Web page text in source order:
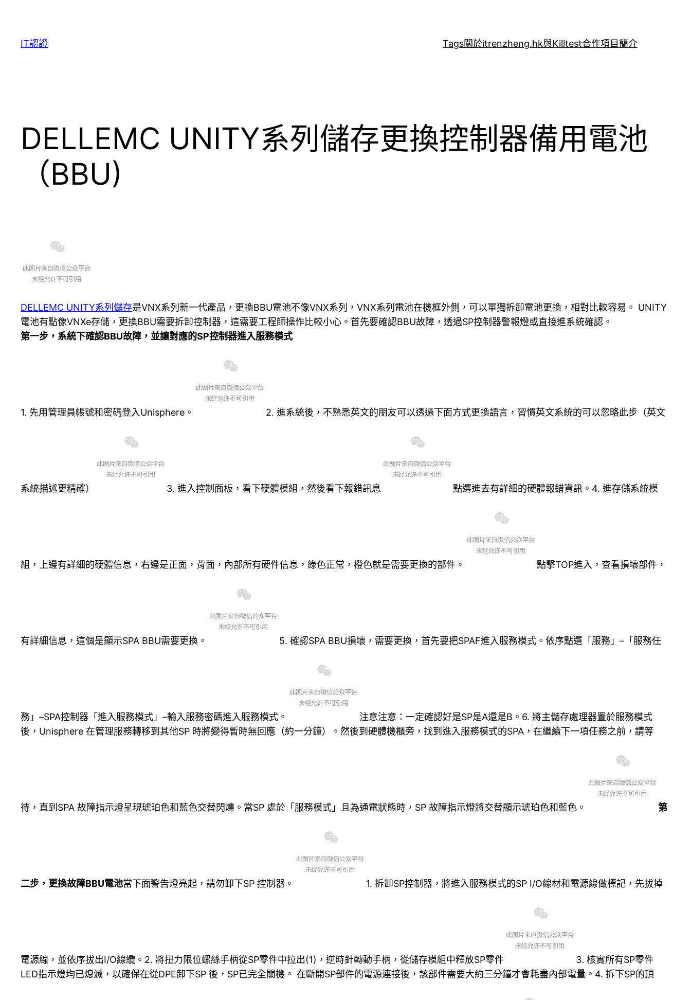
content
IT認證 Tags關於itrenzheng.hk與Killtest合作項目簡介
DELLEMC UNITY系列儲存更換控制器備用電池
（BBU)
DELLEMC UNITY系列儲存是VNX系列新一代產品，更換BBU電池不像VNX系列，VNX系列電池在機框外側，可以單獨拆卸電池更換，相對比較容易。 UNITY
電池有點像VNXe存儲，更換BBU需要拆卸控制器，這需要工程師操作比較小心。首先要確認BBU故障，透過SP控制器警報燈或直接進系統確認。
第一步，系統下確認BBU故障，並讓對應的SP控制器進入服務模式
1. 先用管理員帳號和密碼登入Unisphere。 2. 進系統後，不熟悉英文的朋友可以透過下面方式更換語言，習慣英文系統的可以忽略此步（英文
系統描述更精確） 3. 進入控制面板，看下硬體模組，然後看下報錯訊息 點選進去有詳細的硬體報錯資訊。4. 進存儲系統模
組，上邊有詳細的硬體信息，右邊是正面，背面，內部所有硬件信息，綠色正常，橙色就是需要更換的部件。 點擊TOP進入，查看損壞部件，
有詳細信息，這個是顯示SPA BBU需要更換。 5. 確認SPA BBU損壞，需要更換，首先要把SPAF進入服務模式。依序點選「服務」–「服務任
務」–SPA控制器「進入服務模式」–輸入服務密碼進入服務模式。
注意注意：一定確認好是SP是A還是B。6. 將主儲存處理器置於服務模式
後，Unisphere 在管理服務轉移到其他SP 時將變得暫時無回應（約一分鐘）。然後到硬體機櫃旁，找到進入服務模式的SPA，在繼續下一項任務之前，請等
待，直到SPA 故障指示燈呈現琥珀色和藍色交替閃爍。當SP 處於「服務模式」且為通電狀態時，SP 故障指示燈將交替顯示琥珀色和藍色。 第
二步，更換故障BBU電池當下面警告燈亮起，請勿卸下SP 控制器。 1. 拆卸SP控制器，將進入服務模式的SP I/O線材和電源線做標記，先拔掉
電源線，並依序拔出I/O線纜。2. 將扭力限位螺絲手柄從SP零件中拉出(1)，逆時針轉動手柄，從儲存模組中釋放SP零件
3. 核實所有SP零件
LED指示燈均已熄滅，以確保在從DPE卸下SP 後，SP已完全關機。 在斷開SP部件的電源連接後，該部件需要大約三分鐘才會耗盡內部電量。4. 拆下SP的頂